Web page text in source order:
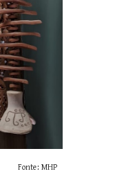
Fonte: MHP